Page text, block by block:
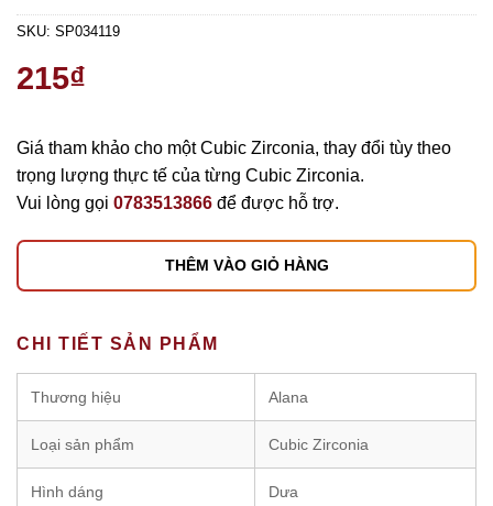
SKU: SP034119
215₫
Giá tham khảo cho một Cubic Zirconia, thay đổi tùy theo
trọng lượng thực tế của từng Cubic Zirconia.
Vui lòng gọi 0783513866 để được hỗ trợ.
THÊM VÀO GIỎ HÀNG
CHI TIẾT SẢN PHẨM
Thương hiệu Alana
Loại sản phẩm Cubic Zirconia
Hình dáng Dưa